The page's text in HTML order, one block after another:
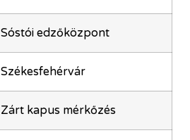
Sóstói edzőközpont
Székesfehérvár
Zárt kapus mérkőzés